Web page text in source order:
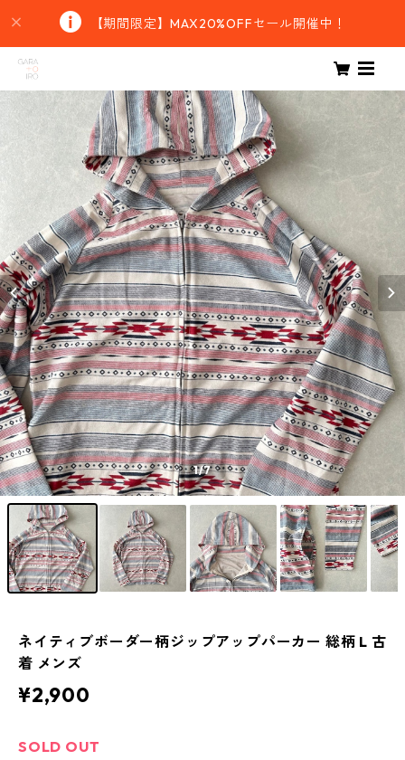
【期間限定】MAX20%OFFセール開催中！
1/7
ネイティブボーダー柄ジップアップパーカー 総柄 L 古
着 メンズ
¥2,900
SOLD OUT